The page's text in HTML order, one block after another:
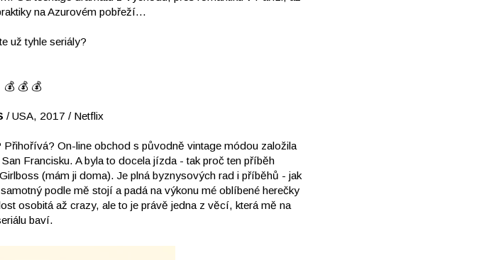
na Azurovém pobřeží...
už tyhle seriály?
💰 💰 💰
/ USA, 2017 / Netflix
On-line obchod s původně vintage módou založila
Francisku. A byla to docela jízda - tak proč ten příběh
(mám ji doma). Je plná byznysových rad i příběhů - jak
podle mě stojí a padá na výkonu mé oblíbené herečky
osobitá až crazy, ale to je právě jedna z věcí, která mě na
baví.